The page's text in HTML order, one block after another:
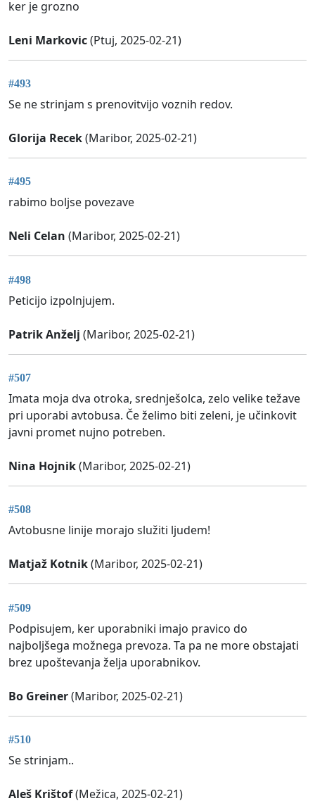
ker je grozno
Leni Markovic(Ptuj, 2025-02-21)
#493
Se ne strinjam s prenovitvijo voznih redov.
Glorija Recek(Maribor, 2025-02-21)
#495
rabimo boljse povezave
Neli Celan (Maribor, 2025-02-21)
#498
Peticijo izpolnjujem.
Patrik Anželj (Maribor, 2025-02-21)
#507
Imata moja dva otroka, srednješolca, zelo velike težave
pri uporabi avtobusa. Če želimo biti zeleni, je učinkovit
javni promet nujno potreben.
Nina Hojnik(Maribor, 2025-02-21)
#508
Avtobusne linije morajo služiti ljudem!
Matjaž Kotnik(Maribor, 2025-02-21)
#509
Podpisujem, ker uporabniki imajo pravico do
najboljšega možnega prevoza. Ta pa ne more obstajati
brez upoštevanja želja uporabnikov.
Bo Greiner(Maribor, 2025-02-21)
#510
Se strinjam..
Aleš Krištof(Mežica, 2025-02-21)